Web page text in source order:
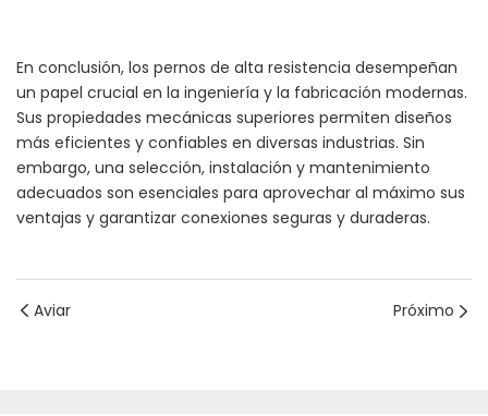
En conclusión, los pernos de alta resistencia desempeñan
un papel crucial en la ingeniería y la fabricación modernas.
Sus propiedades mecánicas superiores permiten diseños
más eficientes y confiables en diversas industrias. Sin
embargo, una selección, instalación y mantenimiento
adecuados son esenciales para aprovechar al máximo sus
ventajas y garantizar conexiones seguras y duraderas.
Aviar Próximo